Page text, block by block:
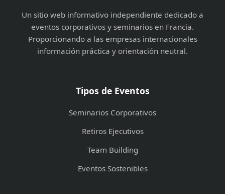
Un sitio web informativo independiente dedicado a
eventos corporativos y seminarios en Francia.
Proporcionando a las empresas internacionales
información práctica y orientación neutral.
Tipos de Eventos
Seminarios Corporativos
Retiros Ejecutivos
Team Building
Eventos Sostenibles